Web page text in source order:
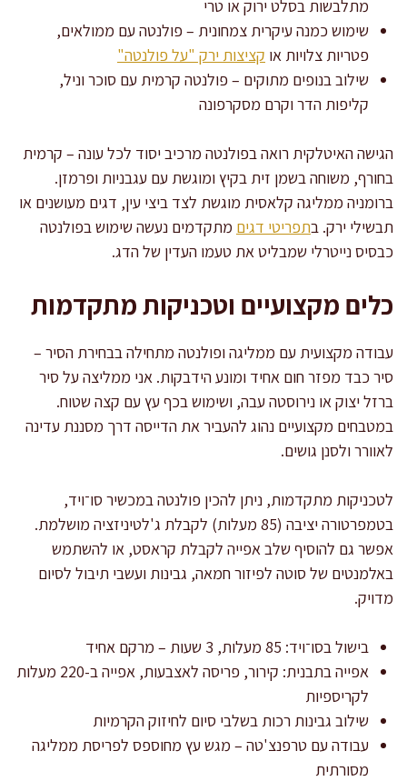
מתלבשות בסלט ירוק או טרי
שימוש כמנה עיקרית צמחונית – פולנטה עם ממולאים,
פטריות צלויות או קציצות ירק "על פולנטה"
שילוב בנופים מתוקים – פולנטה קרמית עם סוכר וניל,
קליפות הדר וקרם מסקרפונה
הגישה האיטלקית רואה בפולנטה מרכיב יסוד לכל עונה – קרמית
בחורף, משוחה בשמן זית בקיץ ומוגשת עם עגבניות ופרמזן.
ברומניה ממליגה קלאסית מוגשת לצד ביצי עין, דגים מעושנים או
תבשילי ירק. בתפריטי דגים מתקדמים נעשה שימוש בפולנטה
כבסיס נייטרלי שמבליט את טעמו העדין של הדג.
כלים מקצועיים וטכניקות מתקדמות
עבודה מקצועית עם ממליגה ופולנטה מתחילה בבחירת הסיר –
סיר כבד מפזר חום אחיד ומונע הידבקות. אני ממליצה על סיר
ברזל יצוק או נירוסטה עבה, ושימוש בכף עץ עם קצה שטוח.
במטבחים מקצועיים נהוג להעביר את הדייסה דרך מסננת עדינה
לאוורר ולסנן גושים.
לטכניקות מתקדמות, ניתן להכין פולנטה במכשיר סו־ויד,
בטמפרטורה יציבה (85 מעלות) לקבלת ג'לטיניזציה מושלמת.
אפשר גם להוסיף שלב אפייה לקבלת קראסט, או להשתמש
באלמנטים של סוטה לפיזור חמאה, גבינות ועשבי תיבול לסיום
מדויק.
בישול בסו־ויד: 85 מעלות, 3 שעות – מרקם אחיד
אפייה בתבנית: קירור, פריסה לאצבעות, אפייה ב-220 מעלות
לקריספיות
שילוב גבינות רכות בשלבי סיום לחיזוק הקרמיות
עבודה עם טרפנצ'טה – מגש עץ מחוספס לפריסת ממליגה
מסורתית